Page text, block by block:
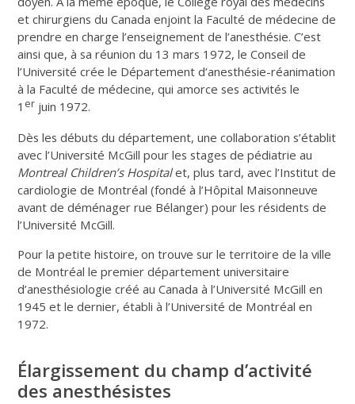
et chirurgiens du Canada enjoint la Faculté de médecine de
prendre en charge l’enseignement de l’anesthésie. C’est
ainsi que, à sa réunion du 13 mars 1972, le Conseil de
l’Université crée le Département d’anesthésie-réanimation
à la Faculté de médecine, qui amorce ses activités le
1 er juin 1972.
Dès les débuts du département, une collaboration s’établit
avec l’Université McGill pour les stages de pédiatrie au
Montreal Children’s Hospitalet, plus tard, avec l’Institut de
cardiologie de Montréal (fondé à l’Hôpital Maisonneuve
avant de déménager rue Bélanger) pour les résidents de
l’Université McGill.
Pour la petite histoire, on trouve sur le territoire de la ville
de Montréal le premier département universitaire
d’anesthésiologie créé au Canada à l’Université McGill en
1945 et le dernier, établi à l’Université de Montréal en
1972.
Élargissement du champ d’activité
des anesthésistes